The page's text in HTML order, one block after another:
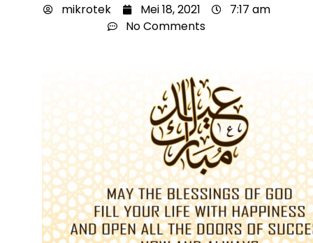
mikrotek Mei 18, 2021
7:17 am
No Comments